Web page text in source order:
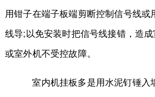
用钳子在端子板端剪断控制信号线或
线导;以免安装时把信号线接错，造成
或室外机不受控故障。
室内机挂板多是用水泥钉锤入